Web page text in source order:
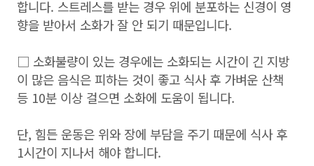
합니다. 스트레스를 받는 경우 위에 분포하는 신경이 영
향을 받아서 소화가 잘 안 되기 때문입니다.
□ 소화불량이 있는 경우에는 소화되는 시간이 긴 지방
이 많은 음식은 피하는 것이 좋고 식사 후 가벼운 산책
등 10분 이상 걸으면 소화에 도움이 됩니다.
단, 힘든 운동은 위와 장에 부담을 주기 때문에 식사 후
1시간이 지나서 해야 합니다.